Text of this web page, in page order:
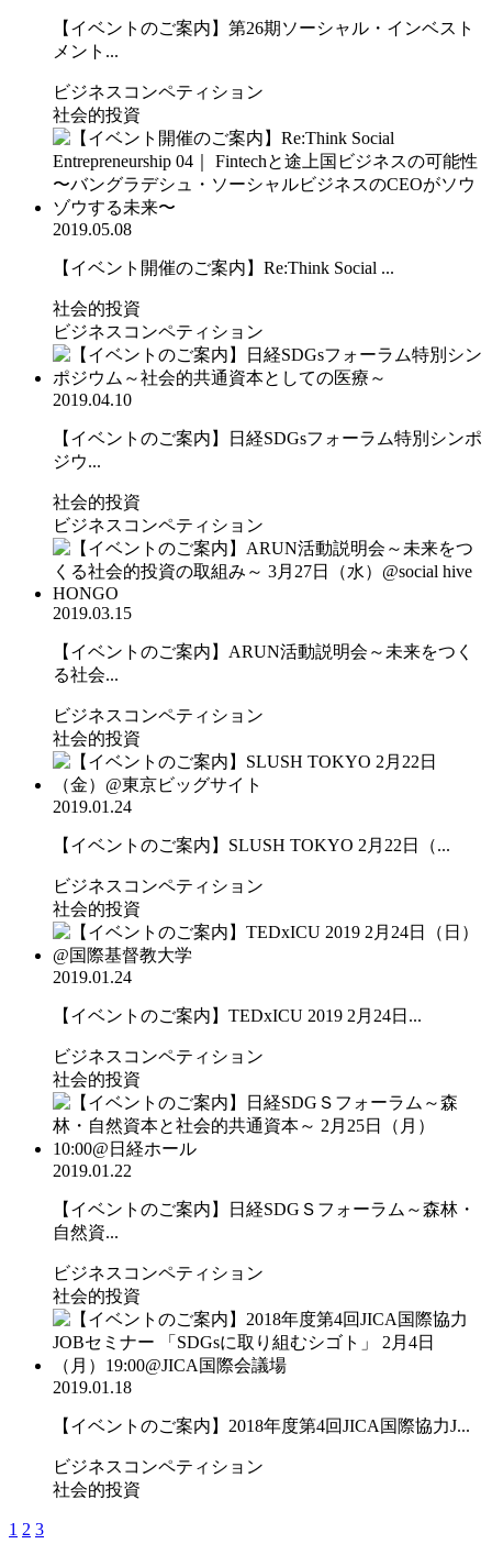
【イベントのご案内】第26期ソーシャル・インベスト
メント...
ビジネスコンペティション
社会的投資
2019.05.08
【イベント開催のご案内】Re:Think Social ...
社会的投資
ビジネスコンペティション
2019.04.10
【イベントのご案内】日経SDGsフォーラム特別シンポ
ジウ...
社会的投資
ビジネスコンペティション
2019.03.15
【イベントのご案内】ARUN活動説明会～未来をつく
る社会...
ビジネスコンペティション
社会的投資
2019.01.24
【イベントのご案内】SLUSH TOKYO 2月22日（...
ビジネスコンペティション
社会的投資
2019.01.24
【イベントのご案内】TEDxICU 2019 2月24日...
ビジネスコンペティション
社会的投資
2019.01.22
【イベントのご案内】日経SDGＳフォーラム～森林・
自然資...
ビジネスコンペティション
社会的投資
2019.01.18
【イベントのご案内】2018年度第4回JICA国際協力J...
ビジネスコンペティション
社会的投資
1 2 3